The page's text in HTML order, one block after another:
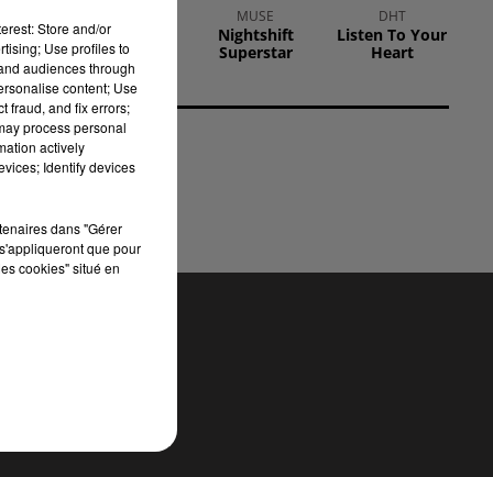
il
Ca Fait Mal
MUSE
Nightshift
Superstar
DHT
Listen To Your
Heart
Store and/or
Use profiles to
audiences through
content; Use
fraud, and fix errors;
process personal
actively
Identify devices
dans "Gérer
que pour
cookies" situé en